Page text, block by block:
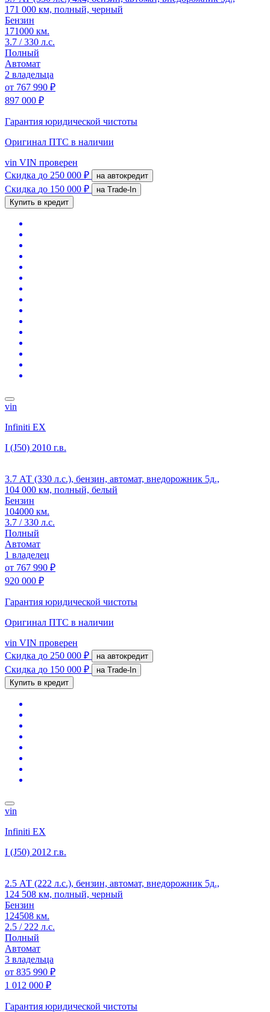
171 000 км, полный, черный
Бензин
171000 км.
3.7 / 330 л.с.
Полный
Автомат
2 владельца
от 767 990 ₽
897 000 ₽
Гарантия юридической чистоты
Оригинал ПТС в наличии
vin VIN проверен
Скидка до 250 000 ₽ на автокредит
Скидка до 150 000 ₽
на Trade-In
Купить в кредит
vin
Infiniti EX
I (J50) 2010 г.в.
3.7 АТ (330 л.с.), бензин, автомат, внедорожник 5д.,
104 000 км, полный, белый
Бензин
104000 км.
3.7 / 330 л.с.
Полный
Автомат
1 владелец
от 767 990 ₽
920 000 ₽
Гарантия юридической чистоты
Оригинал ПТС в наличии
vin VIN проверен
Скидка до 250 000 ₽ на автокредит
Скидка до 150 000 ₽
на Trade-In
Купить в кредит
vin
Infiniti EX
I (J50) 2012 г.в.
2.5 АТ (222 л.с.), бензин, автомат, внедорожник 5д.,
124 508 км, полный, черный
Бензин
124508 км.
2.5 / 222 л.с.
Полный
Автомат
3 владельца
от 835 990 ₽
1 012 000 ₽
Гарантия юридической чистоты